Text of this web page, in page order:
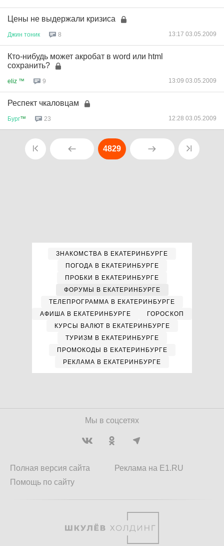
Цены не выдержали кризиса
Джин тоник 8 13:17 03.05.2009
Кто-нибудь может акробат в word или html
сохранить?
eliz ™ 9 13:09 03.05.2009
Респект чкаловцам
Бург™ 23 12:28 03.05.2009
4829
ЗНАКОМСТВА В ЕКАТЕРИНБУРГЕ
ПОГОДА В ЕКАТЕРИНБУРГЕ
ПРОБКИ В ЕКАТЕРИНБУРГЕ
ФОРУМЫ В ЕКАТЕРИНБУРГЕ
ТЕЛЕПРОГРАММА В ЕКАТЕРИНБУРГЕ
АФИША В ЕКАТЕРИНБУРГЕ
ГОРОСКОП
КУРСЫ ВАЛЮТ В ЕКАТЕРИНБУРГЕ
ТУРИЗМ В ЕКАТЕРИНБУРГЕ
ПРОМОКОДЫ В ЕКАТЕРИНБУРГЕ
РЕКЛАМА В ЕКАТЕРИНБУРГЕ
Мы в соцсетях
Полная версия сайта
Помощь по сайту
Реклама на E1.RU